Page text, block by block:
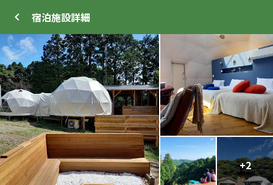
宿泊施設詳細
+2
+36